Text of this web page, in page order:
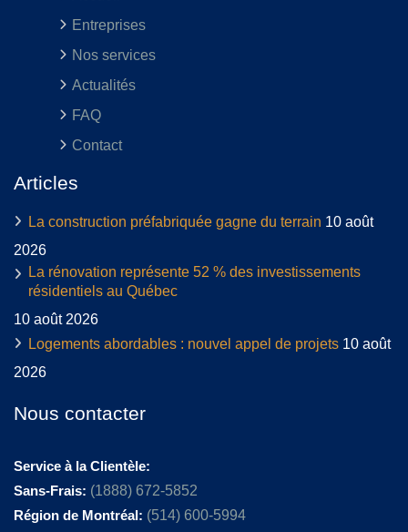
Entreprises
Nos services
Actualités
FAQ
Contact
Articles
La construction préfabriquée gagne du terrain 10 août
2026
La rénovation représente 52 % des investissements
résidentiels au Québec
10 août 2026
Logements abordables : nouvel appel de projets 10 août
2026
Nous contacter
Service à la Clientèle:
Sans-Frais: (1888) 672-5852
Région de Montréal: (514) 600-5994